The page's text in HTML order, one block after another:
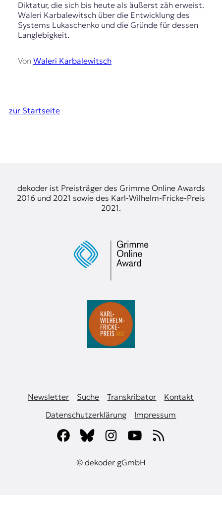
Diktatur, die sich bis heute als äußerst zäh erweist.
Waleri Karbalewitsch über die Entwicklung des
Systems Lukaschenko und die Gründe für dessen
Langlebigkeit.
Von Waleri Karbalewitsch
zur Startseite
dekoder ist Preisträger des Grimme Online Awards
2016 und 2021 sowie des Karl-Wilhelm-Fricke-Preis
2021.
Newsletter Suche Transkribator
Kontakt
Datenschutzerklärung
Impressum
© dekoder gGmbH